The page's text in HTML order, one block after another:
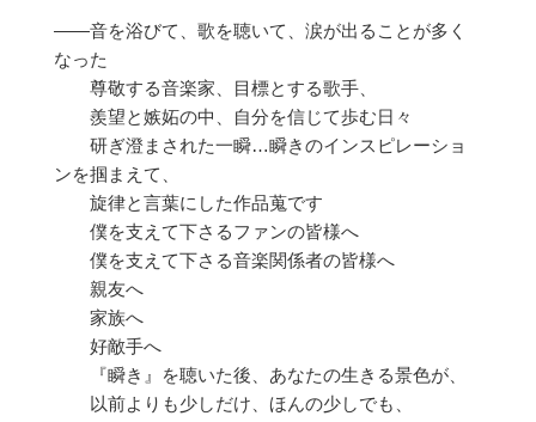
――音を浴びて、歌を聴いて、涙が出ることが多く
なった
尊敬する音楽家、目標とする歌手、
羨望と嫉妬の中、自分を信じて歩む日々
研ぎ澄まされた一瞬…瞬きのインスピレーショ
ンを掴まえて、
旋律と言葉にした作品蒐です
僕を支えて下さるファンの皆様へ
僕を支えて下さる音楽関係者の皆様へ
親友へ
家族へ
好敵手へ
『瞬き』を聴いた後、あなたの生きる景色が、
以前よりも少しだけ、ほんの少しでも、